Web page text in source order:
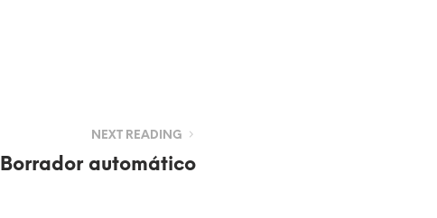
NEXT READING
Borrador automático